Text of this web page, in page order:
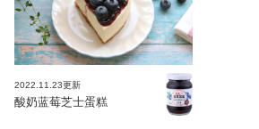
2022.11.23更新
酸奶蓝莓芝士蛋糕